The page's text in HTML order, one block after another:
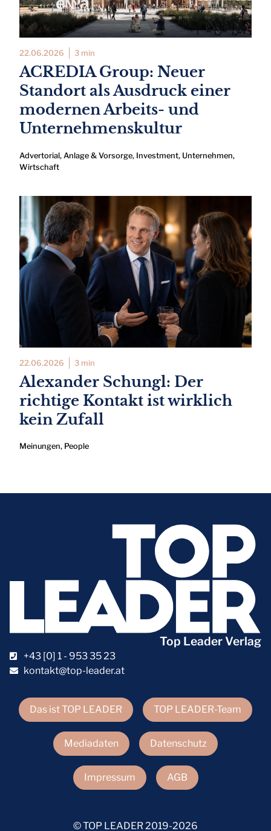
22.06.2026 3 min
ACREDIA Group: Neuer
Standort als Ausdruck einer
modernen Arbeits- und
Unternehmenskultur
Advertorial, Anlage & Vorsorge, Investment, Unternehmen,
Wirtschaft
22.06.2026 3 min
Alexander Schungl: Der
richtige Kontakt ist wirklich
kein Zufall
Meinungen, People
Das ist TOP LEADER TOP LEADER-Team
Mediadaten Datenschutz
Impressum AGB
Top Leader Verlag
+43 [0] 1 - 953 35 23
kontakt@top-leader.at
© TOP LEADER 2019-2026